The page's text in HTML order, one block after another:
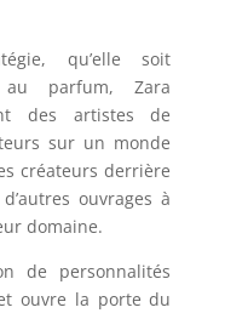
qu’elle soit
au parfum, Zara
des artistes de
sur un monde
créateurs derrière
ouvrages à
domaine.
de personnalités
ouvre la porte du